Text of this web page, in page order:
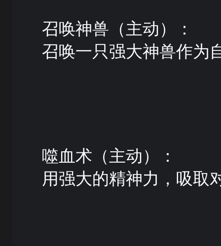
召唤神兽（主动）：
召唤一只强大神兽作为
噬血术（主动）：
用强大的精神力，吸取